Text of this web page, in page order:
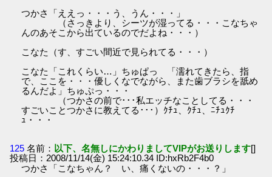
つかさ「ええっ・・・う、うん・・・」
（さっきより、シーツが湿ってる・・・こなちゃ
んのあそこから出ているのでだよね・・・）
こなた（す、すごい間近で見られてる・・・）
こなた「これくらい…」ちゅぱっ 「濡れてきたら、指
で、ここを・・・優しくなでながら、また歯ブラシを舐め
るんだよ」ちゅぷっ・・・
（つかさの前で･･･私エッチなことしてる・・・
すごいことつかさに教えてる･･･）ｸﾁｭ、ｸﾁｭ、ﾆﾁｭｸﾁ
ｭ・・・
125 名前： 以下、名無しにかわりましてVIPがお送りします[]
投稿日：2008/11/14(金) 15:24:10.34 ID:hxRb2F4b0
つかさ「こなちゃん？ い、痛くないの・・・？」